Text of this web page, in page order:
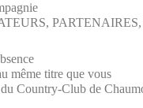
même titre que vous
Country-Club de